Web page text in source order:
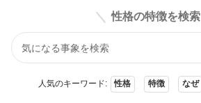
性格の特徴を検索
人気のキーワード: 性格 特徴 なぜ